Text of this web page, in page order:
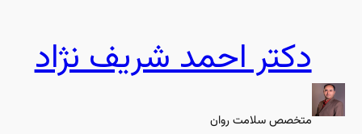
دکتر احمد شریف نژاد
متخصص سلامت روان